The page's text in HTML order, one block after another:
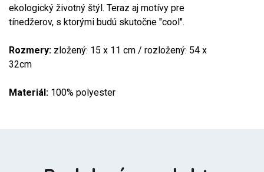
ekologický životný štýl. Teraz aj motívy pre
tínedžerov, s ktorými budú skutočne "cool".
Rozmery: zložený: 15 x 11 cm / rozložený: 54 x
32cm
Materiál: 100% polyester